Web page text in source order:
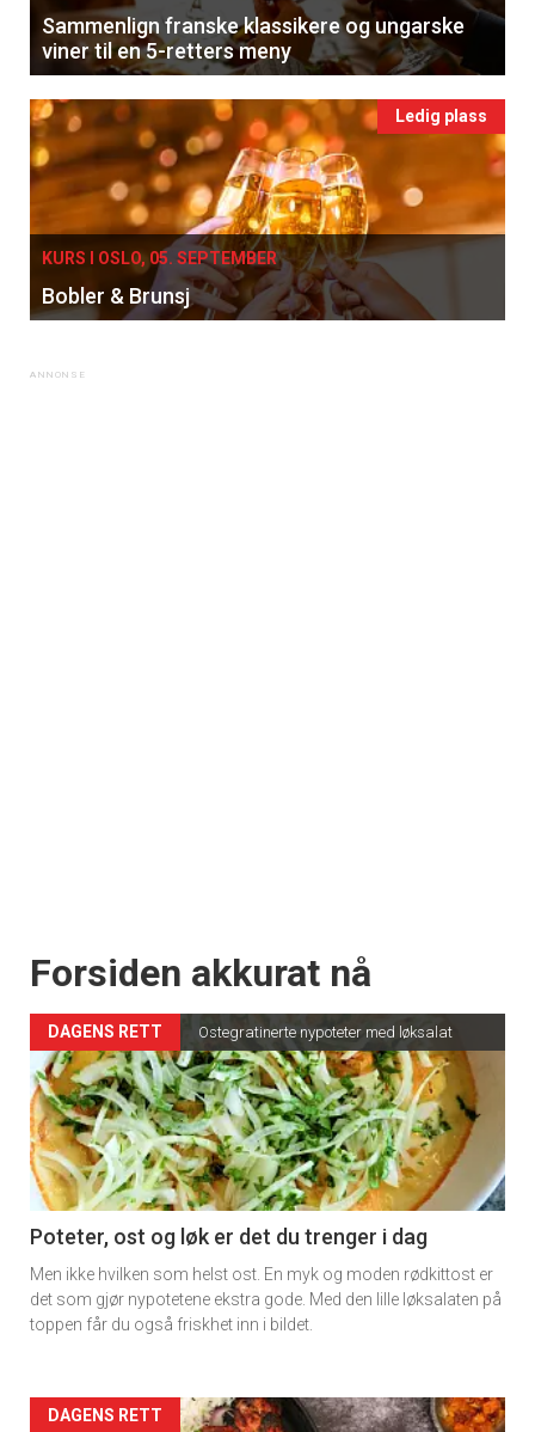
Sammenlign franske klassikere og ungarske
viner til en 5-retters meny
Ledig plass
KURS I OSLO, 05. SEPTEMBER
Bobler & Brunsj
Forsiden akkurat nå
DAGENS RETT Ostegratinerte nypoteter med løksalat
Poteter, ost og løk er det du trenger i dag
Men ikke hvilken som helst ost. En myk og moden rødkittost er
det som gjør nypotetene ekstra gode. Med den lille løksalaten på
toppen får du også friskhet inn i bildet.
Forsiden
DAGENS RETT